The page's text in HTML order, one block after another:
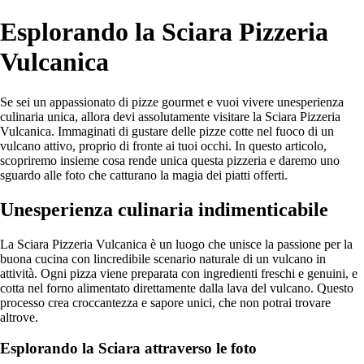
Esplorando la Sciara Pizzeria
Vulcanica
Se sei un appassionato di pizze gourmet e vuoi vivere unesperienza
culinaria unica, allora devi assolutamente visitare la Sciara Pizzeria
Vulcanica. Immaginati di gustare delle pizze cotte nel fuoco di un
vulcano attivo, proprio di fronte ai tuoi occhi. In questo articolo,
scopriremo insieme cosa rende unica questa pizzeria e daremo uno
sguardo alle foto che catturano la magia dei piatti offerti.
Unesperienza culinaria indimenticabile
La Sciara Pizzeria Vulcanica è un luogo che unisce la passione per la
buona cucina con lincredibile scenario naturale di un vulcano in
attività. Ogni pizza viene preparata con ingredienti freschi e genuini, e
cotta nel forno alimentato direttamente dalla lava del vulcano. Questo
processo crea croccantezza e sapore unici, che non potrai trovare
altrove.
Esplorando la Sciara attraverso le foto